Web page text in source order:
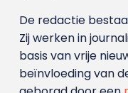
De redactie
Zij werken in
basis van vrije
beïnvloeding van